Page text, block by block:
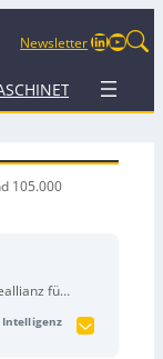
NewsletterLinkedIn
TERMINE
105.000
für